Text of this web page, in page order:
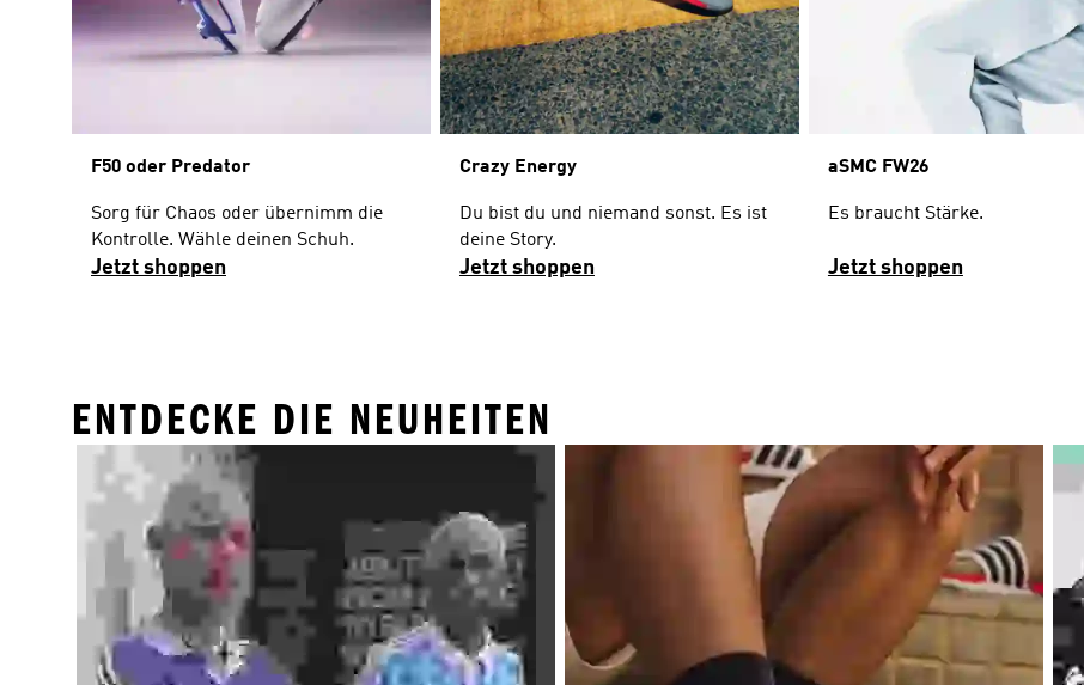
F50 oder Predator
Sorg für Chaos oder übernimm die
Kontrolle. Wähle deinen Schuh.
Jetzt shoppen
Crazy Energy
Du bist du und niemand sonst. Es ist
deine Story.
Jetzt shoppen
aSMC FW26
Es braucht Stärke.
Jetzt shoppen
ENTDECKE DIE NEUHEITEN